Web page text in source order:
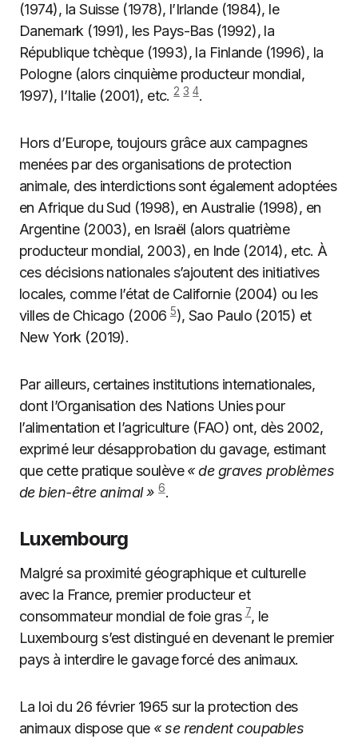
(1974), la Suisse (1978), l’Irlande (1984), le
Danemark (1991), les Pays-Bas (1992), la
République tchèque (1993), la Finlande (1996), la
Pologne (alors cinquième producteur mondial,
1997), l’Italie (2001), etc.2 3 4.
Hors d’Europe, toujours grâce aux campagnes
menées par des organisations de protection
animale, des interdictions sont également adoptées
en Afrique du Sud (1998), en Australie (1998), en
Argentine (2003), en Israël (alors quatrième
producteur mondial, 2003), en Inde (2014), etc. À
ces décisions nationales s’ajoutent des initiatives
locales, comme l’état de Californie (2004) ou les
villes de Chicago (20065), Sao Paulo (2015) et
New York (2019).
Par ailleurs, certaines institutions internationales,
dont l’Organisation des Nations Unies pour
l’alimentation et l’agriculture (FAO) ont, dès 2002,
exprimé leur désapprobation du gavage, estimant
que cette pratique soulève« de graves problèmes
de bien-être animal » 6.
Luxembourg
Malgré sa proximité géographique et culturelle
avec la France, premier producteur et
consommateur mondial de foie gras7, le
Luxembourg s’est distingué en devenant le premier
pays à interdire le gavage forcé des animaux.
La loi du 26 février 1965 sur la protection des
animaux dispose que « se rendent coupables